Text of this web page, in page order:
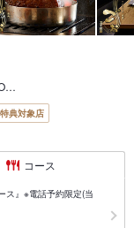
典対象店
コース
ス』※電話予約限定(当